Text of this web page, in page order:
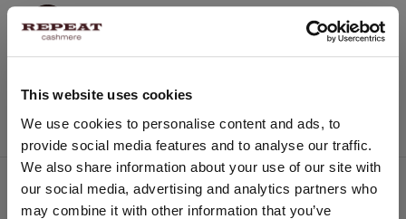
This website uses cookies
We use cookies to personalise content and ads, to
provide social media features and to analyse our traffic.
We also share information about your use of our site with
our social media, advertising and analytics partners who
may combine it with other information that you’ve
K
Nice quality and good service
A A.a.eijpe
CHANGER DE PAYS
Vous visitez Repeat cashmere depuis Suisse (CHF).
Souhaitez-vous mettre à jour votre localisation ?